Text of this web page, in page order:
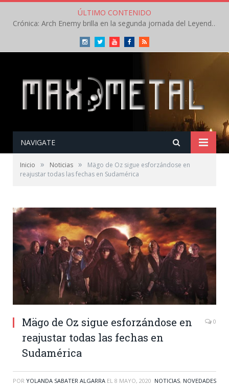
ÚLTIMO CONTENIDO
Crónica: Arch Enemy brilla en la segunda jornada del Leyendas del Rock – Jueves – Agosto 2026
InstagramTwitterYoutubeFacebookRSS
NAVIGATE
Inicio » Noticias »
Mägo de Oz sigue esforzándose en
reajustar todas las fechas en Sudamérica
Mägo de Oz sigue esforzándose en
reajustar todas las fechas en
Sudamérica
0
POR YOLANDA SABATER ALGARRA EL 8 MAYO, 2020 NOTICIAS, NOVEDADES